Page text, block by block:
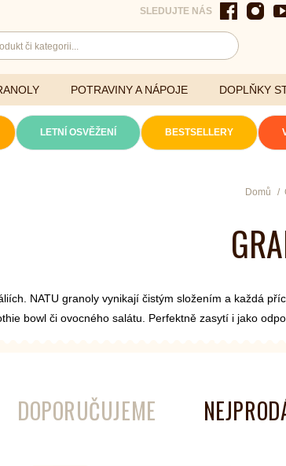
SLEDUJTE NÁS
POTRAVINY A NÁPOJE
Porcované
Sypané
DOPLŇKY
LETNÍ OSVĚŽENÍ BESTSELLERY
Domů
NATU granoly vynikají čistým složením a každá
bowl či ovocného salátu. Perfektně zasytí i jako
DOPORUČUJEME